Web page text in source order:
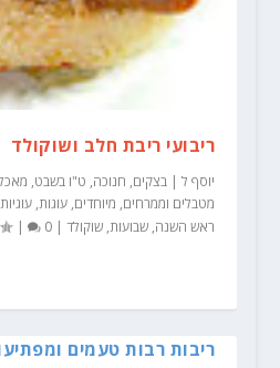
ריבועי ריבת חלב ושוקולד
יוסף ל| בצקים, חנוכה, ט"ו בשבט,
מטבלים וממרחים, מיוחדים, עוגות,
ראש השנה, שבועות, שוקולד|
0
|
ריבות רבות טעמים